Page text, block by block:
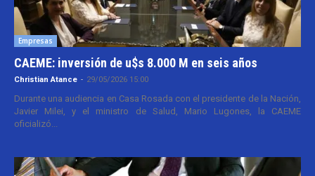
Empresas
CAEME: inversión de u$s 8.000 M en seis años
Christian Atance - 29/05/2026 15:00
Durante una audiencia en Casa Rosada con el presidente de la Nación,
Javier Milei, y el ministro de Salud, Mario Lugones, la CAEME
oficializó...